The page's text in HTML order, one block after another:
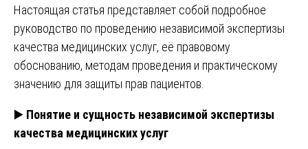
Настоящая статья представляет собой подробное
руководство по проведению независимой экспертизы
качества медицинских услуг, её правовому
обоснованию, методам проведения и практическому
значению для защиты прав пациентов.
▶️ Понятие и сущность независимой экспертизы
качества медицинских услуг